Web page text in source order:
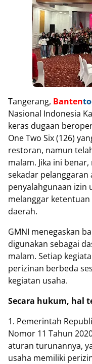
Tangerang, Banten
Nasional Indonesia
keras dugaan
One Two Six (126)
restoran, namun
malam. Jika ini
sekadar
penyalahgunaan izin
melanggar
daerah.
GMNI menegaskan
digunakan sebagai
malam. Setiap
perizinan berbeda
kegiatan usaha.
Secara hukum, hal
1. Pemerintah
Nomor 11 Tahun
aturan turunannya,
usaha memiliki